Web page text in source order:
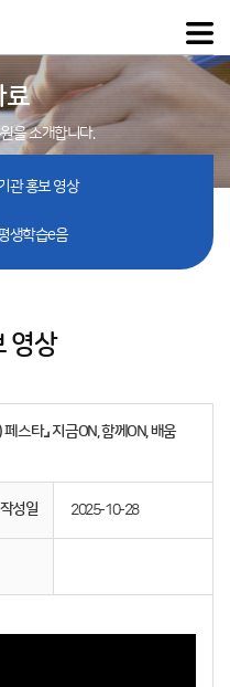
료
을 소개합니다.
관 홍보 영상
생학습e음
영상
스타⌟ 지금ON, 함께ON, 배움
작성일 2025-10-28